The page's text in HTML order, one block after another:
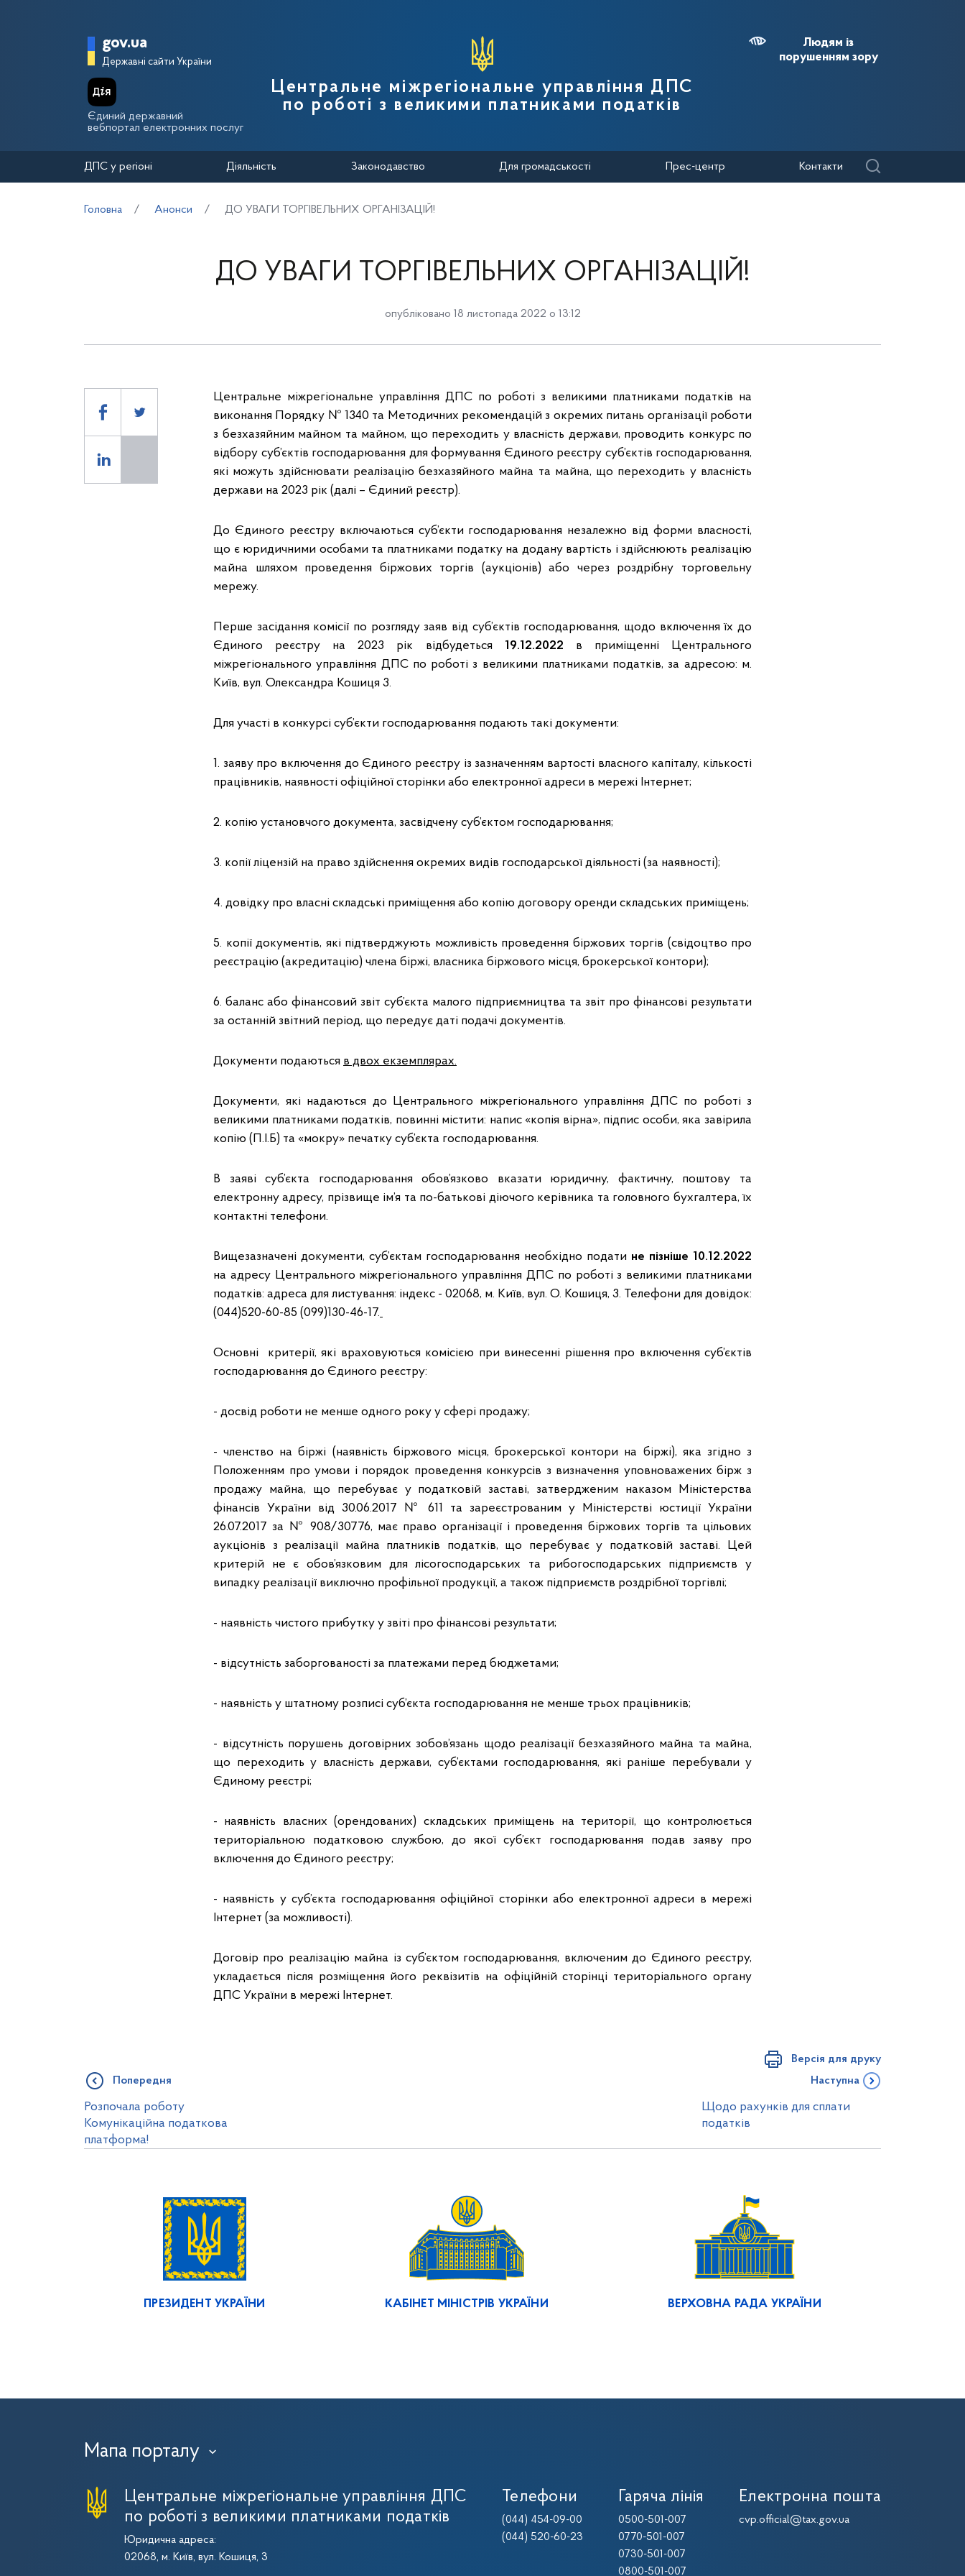
Головна сторінка Державної податкової служби України
gov.ua
Державні сайти України
Єдиний державний
вебпортал електронних послуг
Центральне міжрегіональне управління ДПС
по роботі з великими платниками податків
Людям із
порушенням зору
ДПС у регіоні Діяльність Законодавство Для громадськості Прес-центр Контакти
Головна Анонси ДО УВАГИ ТОРГІВЕЛЬНИХ ОРГАНІЗАЦІЙ!
ДО УВАГИ ТОРГІВЕЛЬНИХ ОРГАНІЗАЦІЙ!
опубліковано 18 листопада 2022 о 13:12
Центральне міжрегіональне управління ДПС по роботі з великими платниками податків на
виконання Порядку № 1340 та Методичних рекомендацій з окремих питань організації роботи
з безхазяйним майном та майном, що переходить у власність держави, проводить конкурс по
відбору суб’єктів господарювання для формування Єдиного реєстру суб’єктів господарювання,
які можуть здійснювати реалізацію безхазяйного майна та майна, що переходить у власність
держави на 2023 рік (далі – Єдиний реєстр).
До Єдиного реєстру включаються суб’єкти господарювання незалежно від форми власності,
що є юридичними особами та платниками податку на додану вартість і здійснюють реалізацію
майна шляхом проведення біржових торгів (аукціонів) або через роздрібну торговельну
мережу.
Перше засідання комісії по розгляду заяв від суб’єктів господарювання, щодо включення їх до
Єдиного реєстру на 2023 рік відбудеться 19.12.2022 в приміщенні Центрального
міжрегіонального управління ДПС по роботі з великими платниками податків, за адресою: м.
Київ, вул. Олександра Кошиця 3.
Для участі в конкурсі суб’єкти господарювання подають такі документи:
1. заяву про включення до Єдиного реєстру із зазначенням вартості власного капіталу, кількості
працівників, наявності офіційної сторінки або електронної адреси в мережі Інтернет;
2. копію установчого документа, засвідчену суб’єктом господарювання;
3. копії ліцензій на право здійснення окремих видів господарської діяльності (за наявності);
4. довідку про власні складські приміщення або копію договору оренди складських приміщень;
5. копії документів, які підтверджують можливість проведення біржових торгів (свідоцтво про
реєстрацію (акредитацію) члена біржі, власника біржового місця, брокерської контори);
6. баланс або фінансовий звіт суб’єкта малого підприємництва та звіт про фінансові результати
за останній звітний період, що передує даті подачі документів.
Документи подаються в двох екземплярах.
Документи, які надаються до Центрального міжрегіонального управління ДПС по роботі з
великими платниками податків, повинні містити: напис «копія вірна», підпис особи, яка завірила
копію (П.І.Б) та «мокру» печатку суб’єкта господарювання.
В заяві суб’єкта господарювання обов’язково вказати юридичну, фактичну, поштову та
електронну адресу, прізвище ім’я та по-батькові діючого керівника та головного бухгалтера, їх
контактні телефони.
Вищезазначені документи, суб’єктам господарювання необхідно подати не пізніше 10.12.2022
на адресу Центрального міжрегіонального управління ДПС по роботі з великими платниками
податків: адреса для листування: індекс - 02068, м. Київ, вул. О. Кошиця, 3. Телефони для довідок:
(044)520-60-85 (099)130-46-17.
Основні критерії, які враховуються комісією при винесенні рішення про включення суб’єктів
господарювання до Єдиного реєстру:
- досвід роботи не менше одного року у сфері продажу;
- членство на біржі (наявність біржового місця, брокерської контори на біржі), яка згідно з
Положенням про умови і порядок проведення конкурсів з визначення уповноважених бірж з
продажу майна, що перебуває у податковій заставі, затвердженим наказом Міністерства
фінансів України від 30.06.2017 № 611 та зареєстрованим у Міністерстві юстиції України
26.07.2017 за № 908/30776, має право організації і проведення біржових торгів та цільових
аукціонів з реалізації майна платників податків, що перебуває у податковій заставі. Цей
критерій не є обов’язковим для лісогосподарських та рибогосподарських підприємств у
випадку реалізації виключно профільної продукції, а також підприємств роздрібної торгівлі;
- наявність чистого прибутку у звіті про фінансові результати;
- відсутність заборгованості за платежами перед бюджетами;
- наявність у штатному розписі суб’єкта господарювання не менше трьох працівників;
- відсутність порушень договірних зобов’язань щодо реалізації безхазяйного майна та майна,
що переходить у власність держави, суб’єктами господарювання, які раніше перебували у
Єдиному реєстрі;
- наявність власних (орендованих) складських приміщень на території, що контролюється
територіальною податковою службою, до якої суб’єкт господарювання подав заяву про
включення до Єдиного реєстру;
- наявність у суб’єкта господарювання офіційної сторінки або електронної адреси в мережі
Інтернет (за можливості).
Договір про реалізацію майна із суб’єктом господарювання, включеним до Єдиного реєстру,
укладається після розміщення його реквізитів на офіційній сторінці територіального органу
ДПС України в мережі Інтернет.
Версія для друку
Попередня
Розпочала роботу
Комунікаційна податкова
платформа!
Наступна
Щодо рахунків для сплати
податків
ПРЕЗИДЕНТ УКРАЇНИ КАБІНЕТ МІНІСТРІВ УКРАЇНИ ВЕРХОВНА РАДА УКРАЇНИ
Мапа порталу ›
Центральне міжрегіональне управління ДПС
по роботі з великими платниками податків
Юридична адреса:
02068, м. Київ, вул. Кошиця, 3
Телефони
(044) 454-09-00
(044) 520-60-23
Гаряча лінія
0500-501-007
0770-501-007
0730-501-007
0800-501-007
Електронна пошта
cvp.official@tax.gov.ua